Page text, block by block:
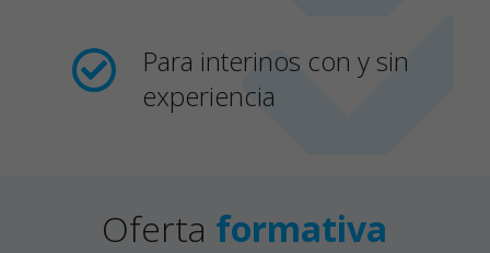
Para interinos con y sin
experiencia
Oferta formativa